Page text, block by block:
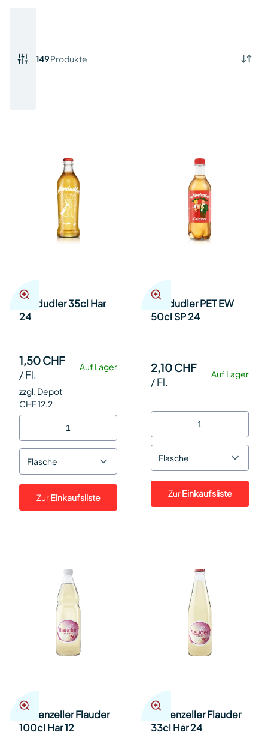
149Produkte
Almdudler 35cl Har
24
Auf Lager
1,50 CHF
/Fl.
zzgl. Depot
CHF 12.2
Flasche
ZurEinkaufsliste
Almdudler PET EW
50cl SP 24
Auf Lager
2,10 CHF
/Fl.
Flasche
ZurEinkaufsliste
Appenzeller Flauder
100cl Har 12
Appenzeller Flauder
33cl Har 24